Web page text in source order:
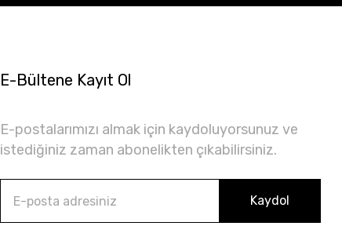
E-Bültene Kayıt Ol
E-postalarımızı almak için kaydoluyorsunuz ve
istediğiniz zaman abonelikten çıkabilirsiniz.
Kaydol